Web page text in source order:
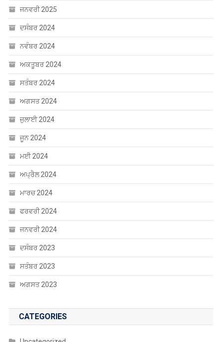
ਜਨਵਰੀ 2025
ਦਸੰਬਰ 2024
ਨਵੰਬਰ 2024
ਅਕਤੂਬਰ 2024
ਸਤੰਬਰ 2024
ਅਗਸਤ 2024
ਜੁਲਾਈ 2024
ਜੂਨ 2024
ਮਈ 2024
ਅਪ੍ਰੈਲ 2024
ਮਾਰਚ 2024
ਫਰਵਰੀ 2024
ਜਨਵਰੀ 2024
ਦਸੰਬਰ 2023
ਸਤੰਬਰ 2023
ਅਗਸਤ 2023
CATEGORIES
Uncategorized